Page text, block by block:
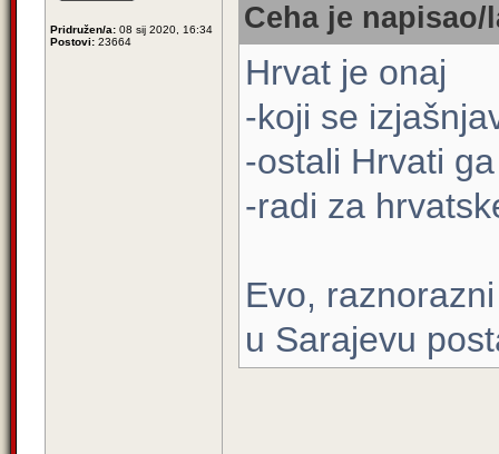
Pridružen/a: 08 sij 2020, 16:34
Postovi: 23664
Ceha je napisao/
Hrvat je onaj
-koji se
-ostali Hrvati
-radi za
Evo,
u Sarajevu